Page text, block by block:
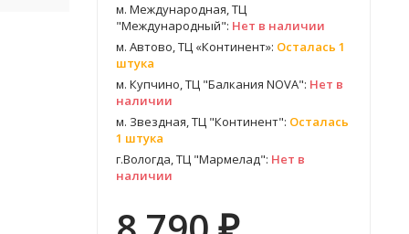
м. Международная, ТЦ
"Международный": Нет в наличии
м. Автово, ТЦ «Континент»: Осталась 1
штука
м. Купчино, ТЦ "Балкания NOVA": Нет в
наличии
м. Звездная, ТЦ "Континент": Осталась
1 штука
г.Вологда, ТЦ "Мармелад": Нет в
наличии